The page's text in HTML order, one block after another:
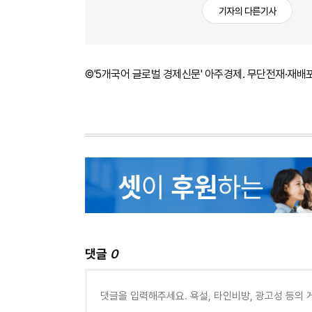
기자의 다른기사
©'5개국어 글로벌 경제신문' 아주경제. 무단전재·재배
댓글 0